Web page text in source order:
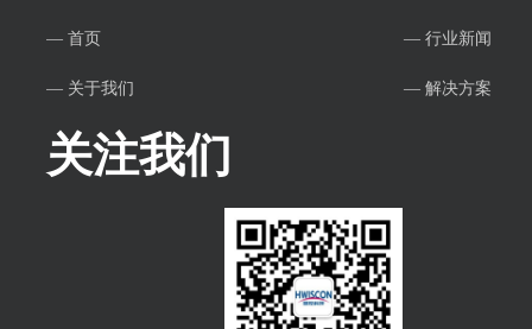
— 首页 — 行业新闻
— 关于我们 — 解决方案
关注我们